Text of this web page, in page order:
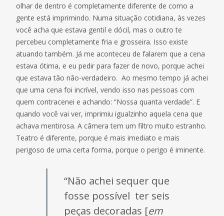
olhar de dentro é completamente diferente de como a
gente está imprimindo. Numa situação cotidiana, às vezes
você acha que estava gentil e dócil, mas o outro te
percebeu completamente fria e grosseira. Isso existe
atuando também. Já me aconteceu de falarem que a cena
estava ótima, e eu pedir para fazer de novo, porque achei
que estava tão não-verdadeiro. Ao mesmo tempo já achei
que uma cena foi incrível, vendo isso nas pessoas com
quem contracenei e achando: “Nossa quanta verdade”. E
quando você vai ver, imprimiu igualzinho aquela cena que
achava mentirosa. A câmera tem um filtro muito estranho.
Teatro é diferente, porque é mais imediato e mais
perigoso de uma certa forma, porque o perigo é iminente.
“Não achei sequer que
fosse possível ter seis
peças decoradas [em